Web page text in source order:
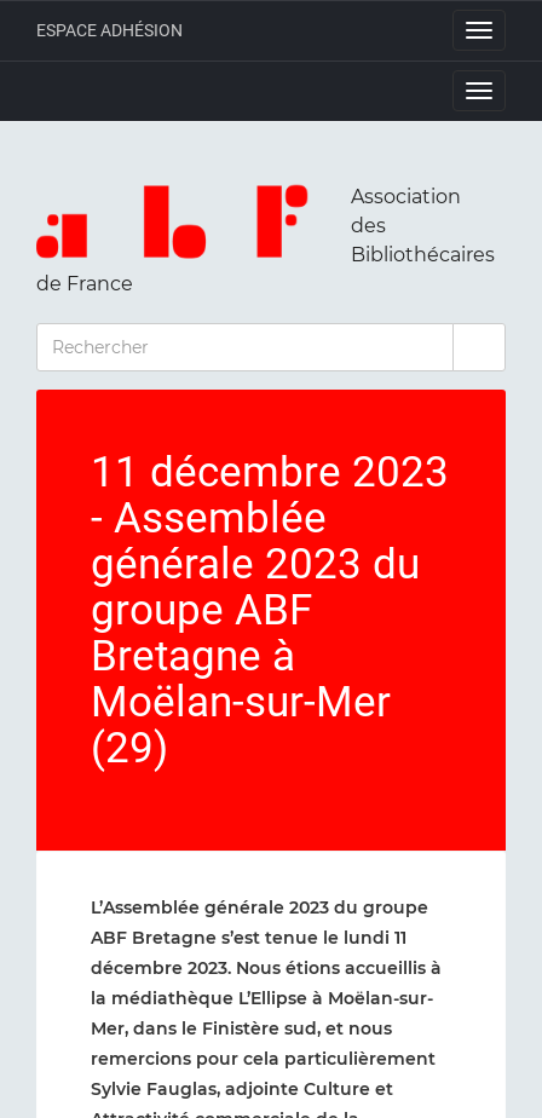
Toggle
ESPACE ADHÉSION
Toggle
Association
des
Bibliothécaires
de France
RECHERCHER
11 décembre 2023
- Assemblée
générale 2023 du
groupe ABF
Bretagne à
Moëlan-sur-Mer
(29)
L’Assemblée générale 2023 du groupe
ABF Bretagne s’est tenue le lundi 11
décembre 2023. Nous étions accueillis à
la médiathèque L’Ellipse à Moëlan-sur-
Mer, dans le Finistère sud, et nous
remercions pour cela particulièrement
Sylvie Fauglas, adjointe Culture et